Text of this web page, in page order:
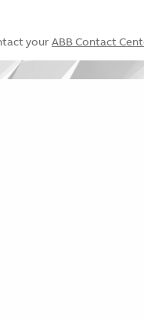
your ABB Contact